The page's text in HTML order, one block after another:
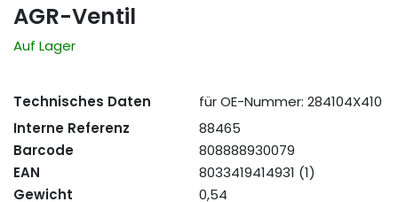
AGR-Ventil
Auf Lager
Technisches Daten
für OE-Nummer: 284104X410
Interne Referenz
88465
Barcode
808888930079
EAN
8033419414931 (1)
Gewicht
0,54